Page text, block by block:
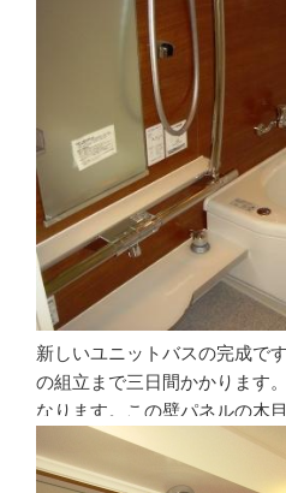
新しいユニットバスの完成で
の組立まで三日間かかります
なります。この壁パネルの木